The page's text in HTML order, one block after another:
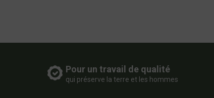
Pour un travail de qualité
qui préserve la terre et les hommes